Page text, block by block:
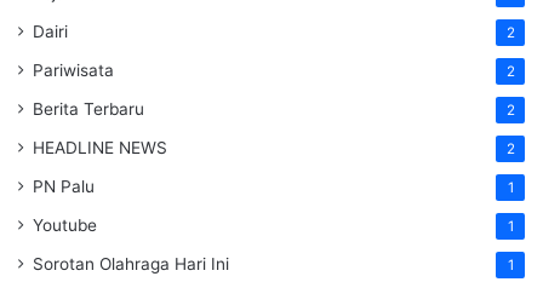
Dairi 2
Pariwisata 2
Berita Terbaru 2
HEADLINE NEWS 2
PN Palu 1
Youtube 1
Sorotan Olahraga Hari Ini 1